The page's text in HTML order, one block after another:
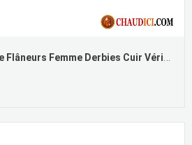
Mocassin Rose Femme Flâneurs Femme Derbies Cuir Véritable Tous Les Assortis